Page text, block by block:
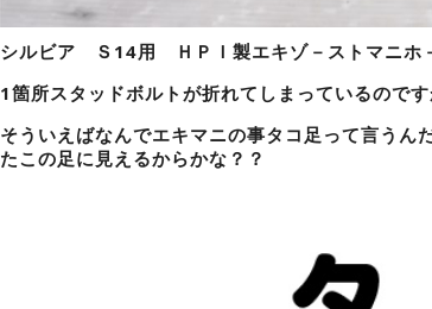
シルビア Ｓ14用 ＨＰＩ製エキゾ－ストマニホ
1箇所スタッドボルトが折れてしまっているので
そういえばなんでエキマニの事タコ足って言うん
たこの足に見えるからかな？？